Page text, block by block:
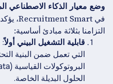
وضع معيار الذكاء الاصطناعي
التزامنا بثلاثة مبادئ أساسية:
قابلية التشغيل البيني أولاً:
التي تعمل ضمن البنية
الحلول البديلة الخاصة.